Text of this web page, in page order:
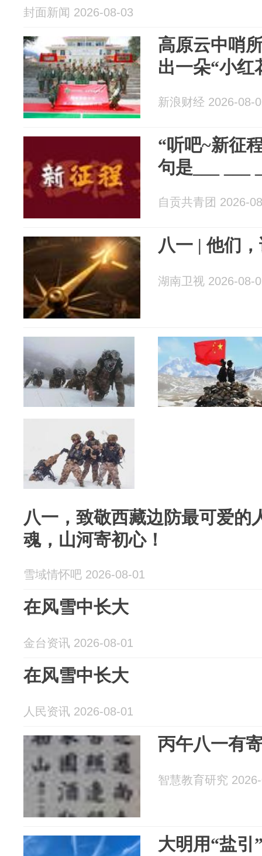
封面新闻 2026-08-03
高原云中哨
出一朵“小红
新浪财经 2026-08-
“听吧~新征
句是___ ___
自贡共青团 2026-
八一 | 他们
湖南卫视 2026-08-
八一，致敬西藏边防最可爱的
魂，山河寄初心！
雪域情怀吧 2026-08-01
在风雪中长大
金台资讯 2026-08-01
在风雪中长大
人民资讯 2026-08-01
丙午八一有
智慧教育研究
大明用“盐引